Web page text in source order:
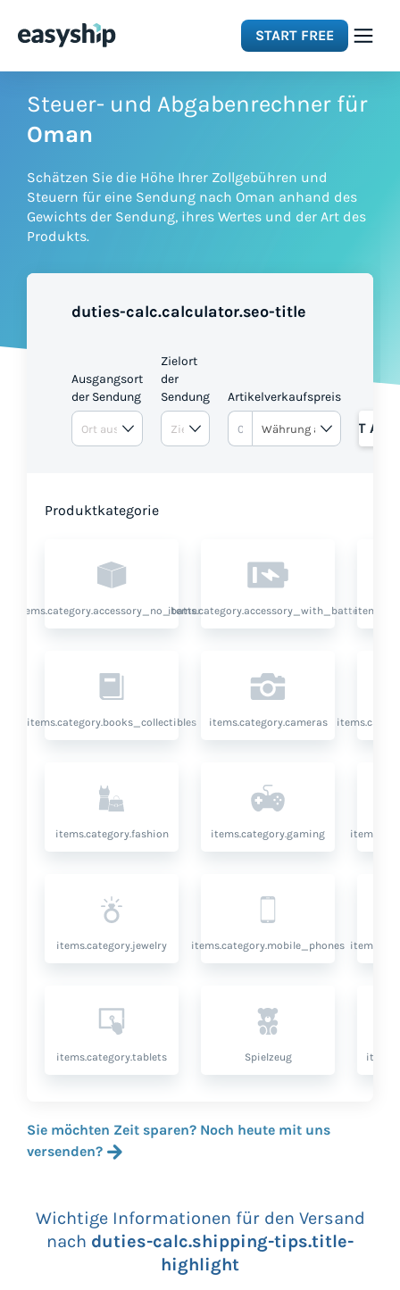
START FREE
Solutions
Integrations
Resources
Steuer- und Abgabenrechner für
Oman
Schätzen Sie die Höhe Ihrer Zollgebühren und
Steuern für eine Sendung nach Oman anhand des
Gewichts der Sendung, ihres Wertes und der Art des
Produkts.
duties-calc.calculator.seo-title
Ausgangsort
der Sendung
Zielort
der
Sendung
Artikelverkaufspreis
ANGEBOT
Produktkategorie
items.category.accessory_no_batteryitems.category.accessory_with_battery
items.category.books_collectibles items.category.cameras
items.category.fashion items.category.gaming
items.category.jewelry items.category.mobile_phones
items.category.tablets Spielzeug
Sie möchten Zeit sparen? Noch heute mit uns
versenden?
Wichtige Informationen für den Versand
nach duties-calc.shipping-tips.title-
highlight